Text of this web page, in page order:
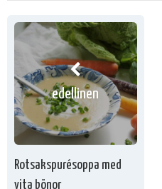
edellinen
Rotsakspurésoppa med
vita bönor